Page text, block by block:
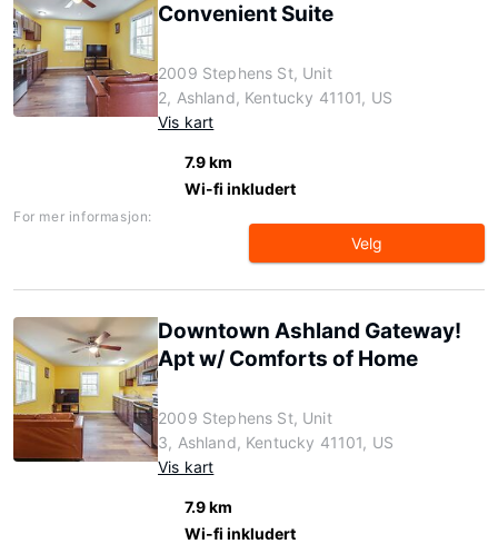
Convenient Suite
2009 Stephens St, Unit
2, Ashland, Kentucky 41101, US
Vis kart
7.9 km
Wi-fi inkludert
For mer informasjon:
Velg
Downtown Ashland Gateway!
Apt w/ Comforts of Home
2009 Stephens St, Unit
3, Ashland, Kentucky 41101, US
Vis kart
7.9 km
Wi-fi inkludert